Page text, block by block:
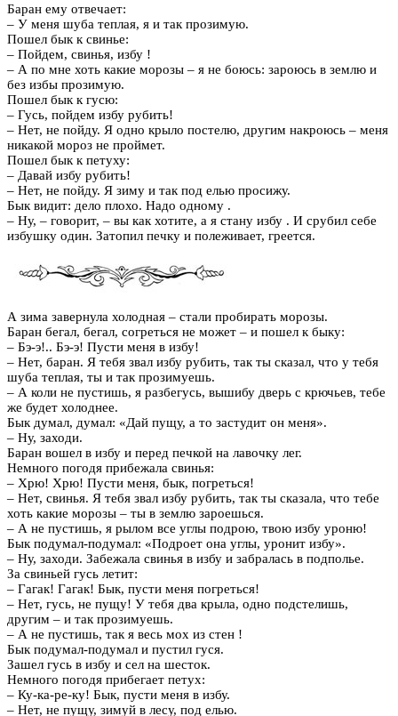
Баран ему отвечает:
– У меня шуба теплая, я и так прозимую.
Пошел бык к свинье:
– Пойдем, свинья, избу !
– А по мне хоть какие морозы – я не боюсь: зароюсь в землю и
без избы прозимую.
Пошел бык к гусю:
– Гусь, пойдем избу рубить!
– Нет, не пойду. Я одно крыло постелю, другим накроюсь – меня
никакой мороз не проймет.
Пошел бык к петуху:
– Давай избу рубить!
– Нет, не пойду. Я зиму и так под елью просижу.
Бык видит: дело плохо. Надо одному .
– Ну, – говорит, – вы как хотите, а я стану избу . И срубил себе
избушку один. Затопил печку и полеживает, греется.
А зима завернула холодная – стали пробирать морозы.
Баран бегал, бегал, согреться не может – и пошел к быку:
– Бэ-э!.. Бэ-э! Пусти меня в избу!
– Нет, баран. Я тебя звал избу рубить, так ты сказал, что у тебя
шуба теплая, ты и так прозимуешь.
– А коли не пустишь, я разбегусь, вышибу дверь с крючьев, тебе
же будет холоднее.
Бык думал, думал: «Дай пущу, а то застудит он меня».
– Ну, заходи.
Баран вошел в избу и перед печкой на лавочку лег.
Немного погодя прибежала свинья:
– Хрю! Хрю! Пусти меня, бык, погреться!
– Нет, свинья. Я тебя звал избу рубить, так ты сказала, что тебе
хоть какие морозы – ты в землю зароешься.
– А не пустишь, я рылом все углы подрою, твою избу уроню!
Бык подумал-подумал: «Подроет она углы, уронит избу».
– Ну, заходи. Забежала свинья в избу и забралась в подполье.
За свиньей гусь летит:
– Гагак! Гагак! Бык, пусти меня погреться!
– Нет, гусь, не пущу! У тебя два крыла, одно подстелишь,
другим – и так прозимуешь.
– А не пустишь, так я весь мох из стен !
Бык подумал-подумал и пустил гуся.
Зашел гусь в избу и сел на шесток.
Немного погодя прибегает петух:
– Ку-ка-ре-ку! Бык, пусти меня в избу.
– Нет, не пущу, зимуй в лесу, под елью.